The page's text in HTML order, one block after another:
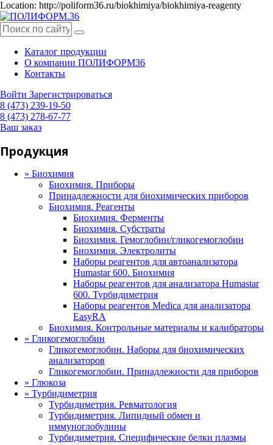
Location: http://poliform36.ru/biokhimiya/biokhimiya-reagenty
Каталог продукции
О компании ПОЛИФОРМ36
Контакты
Войти Зарегистрироваться
8 (473) 239-19-50
8 (473) 278-67-77
Ваш заказ
Продукция
» Биохимия
Биохимия. Приборы
Принадлежности для биохимических приборов
Биохимия. Реагенты
Биохимия. Ферменты
Биохимия. Субстраты
Биохимия. Гемоглобин/гликогемоглобин
Биохимия. Электролиты
Наборы реагентов для автоанализатора
Humastar 600. Биохимия
Наборы реагентов для анализатора Humastar
600. Турбидиметрия
Наборы реагентов Medica для анализатора
EasyRA
Биохимия. Контрольные материалы и калибраторы
» Гликогемоглобин
Гликогемоглобин. Наборы для биохимических
анализаторов
Гликогемоглобин. Принадлежности для приборов
» Глюкоза
» Турбидиметрия
Турбидиметрия. Ревматология
Турбидиметрия. Липидный обмен и
иммуноглобулины
Турбидиметрия. Специфические белки плазмы